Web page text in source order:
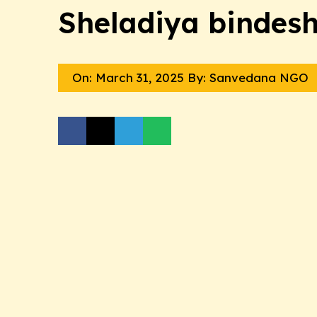
Sheladiya
On: March 31, 2025 By: Sanvedana NGO